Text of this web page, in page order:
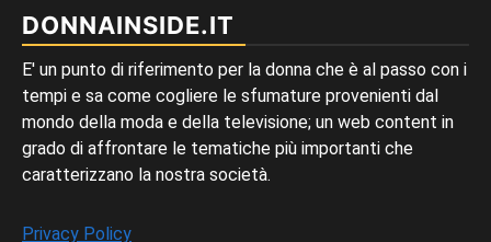
DONNAINSIDE.IT
E' un punto di riferimento per la donna che è al passo con i
tempi e sa come cogliere le sfumature provenienti dal
mondo della moda e della televisione; un web content in
grado di affrontare le tematiche più importanti che
caratterizzano la nostra società.
Privacy Policy